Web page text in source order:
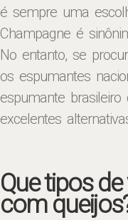
é sempre uma
Champagne é
No entanto, se
os espumantes
espumante
excelentes
Que tipos
com